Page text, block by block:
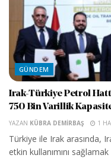
GÜNDEM
Irak-Türkiye Petrol
750 Bin Varillik
YAZAN KÜBRA DEMIRBAŞ 1
Türkiye ile Irak arasında,
etkin kullanımını